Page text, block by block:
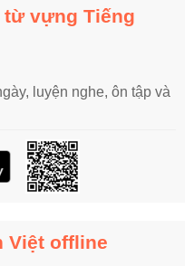
từ vựng Tiếng
luyện nghe, ôn tập và
Việt offline